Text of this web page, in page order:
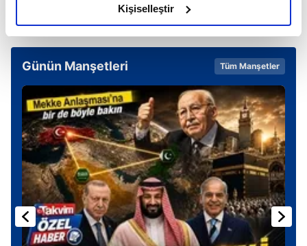
olduğunu ve sizlere en iyi içerikleri sunabilmek adına
elimizden gelen çabayı gösterdiğimizi ve bu noktada,
reklamların maliyetlerimizi karşılamak noktasında tek gelir
kalemimiz olduğunu sizlere hatırlatmak isteriz.
Her halükârda, kullanıcılar, bu çerezlere izin vermedikleri
takdirde, kullanıcılara hedefli reklamlar
gösterilmeyecektir."
Sizlere daha iyi bir hizmet sunabilmek için İnternet
Sitemizde kendimize ve üçüncü kişilere ait çerezler
kullanılmaktadır. Bu çerezler vasıtasıyla çeşitli kişisel
verileriniz işlenmekte olup gerekli olan çerezler bilgi
toplumu hizmetlerinin sunulması amacıyla
kullanılmaktadır. Diğer çerezler, sitemizin daha işlevsel
Kişiselleştir
Günün Manşetleri Tüm Manşetler